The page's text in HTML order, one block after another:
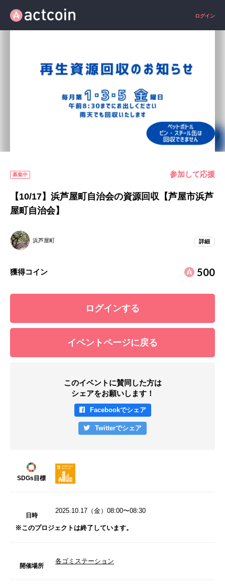
ログイン
募集中 参加して応援
【10/17】浜芦屋町自治会の資源回収【芦屋市浜芦
屋町自治会】
浜芦屋町 詳細
獲得コイン 500
ログインする
イベントページに戻る
このイベントに賛同した方は
シェアをお願いします！
Facebookでシェア
Twitterでシェア
SDGs目標
日時
2025.10.17（金）08:00〜08:30
※このプロジェクトは終了しています。
開催場所
各ゴミステーション